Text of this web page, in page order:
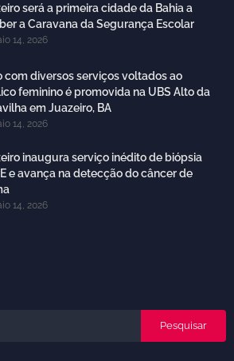
será a primeira cidade da Bahia a
a Caravana da Segurança Escolar
14, 2026
com diversos serviços voltados ao
feminino é promovida na UBS Alto da
em Juazeiro, BA
14, 2026
inaugura serviço inédito de biópsia
e avança na detecção do câncer de
14, 2026